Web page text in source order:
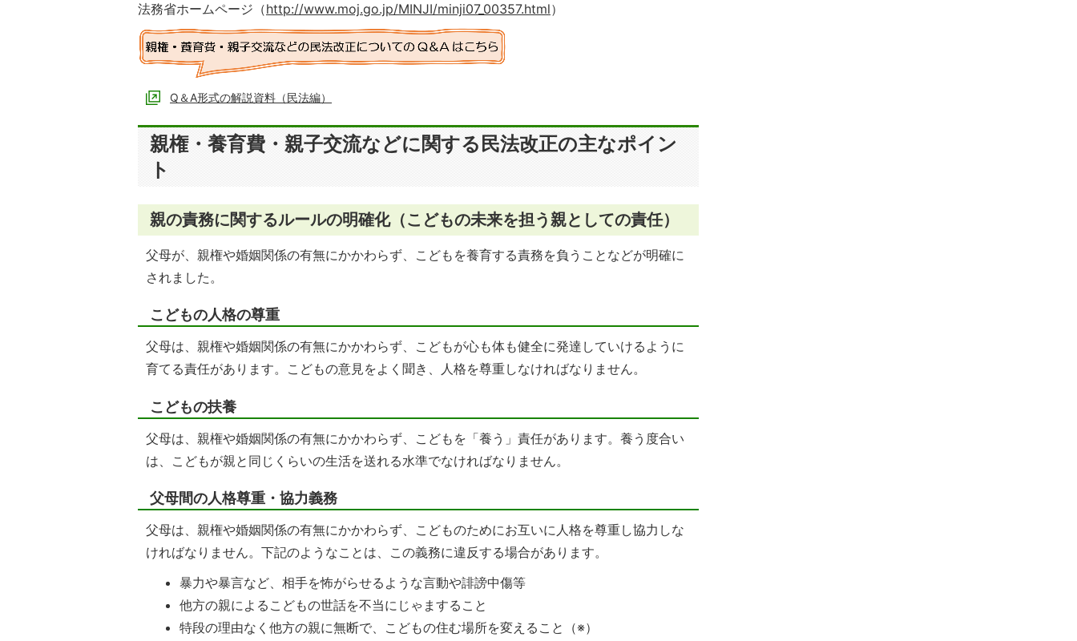
法務省ホームページ（http://www.moj.go.jp/MINJI/minji07_00357.html）
Q＆A形式の解説資料（民法編）
親権・養育費・親子交流などに関する民法改正の主なポイン
ト
親の責務に関するルールの明確化（こどもの未来を担う親としての責任）
父母が、親権や婚姻関係の有無にかかわらず、こどもを養育する責務を負うことなどが明確に
されました。
こどもの人格の尊重
父母は、親権や婚姻関係の有無にかかわらず、こどもが心も体も健全に発達していけるように
育てる責任があります。こどもの意見をよく聞き、人格を尊重しなければなりません。
こどもの扶養
父母は、親権や婚姻関係の有無にかかわらず、こどもを「養う」責任があります。養う度合い
は、こどもが親と同じくらいの生活を送れる水準でなければなりません。
父母間の人格尊重・協力義務
父母は、親権や婚姻関係の有無にかかわらず、こどものためにお互いに人格を尊重し協力しな
ければなりません。下記のようなことは、この義務に違反する場合があります。
暴力や暴言など、相手を怖がらせるような言動や誹謗中傷等
他方の親によるこどもの世話を不当にじゃますること
特段の理由なく他方の親に無断で、こどもの住む場所を変えること（※）